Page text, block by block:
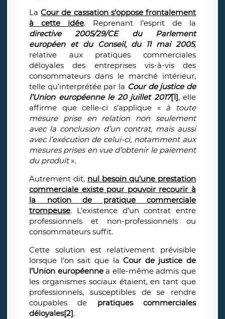
LaCour de cassation s’oppose frontalement
à cette idée. Reprenant l’esprit de la
directive 2005/29/CE du Parlement
européen et du Conseil, du 11 mai 2005,
relative aux pratiques commerciales
déloyales des entreprises vis-à-vis des
consommateurs dans le marché intérieur,
telle qu’interprétée par la Cour de justice de
l’Union européenne le 20 juillet 2017[1], elle
affirme que celle-ci s’applique « à toute
mesure prise en relation non seulement
avec la conclusion d’un contrat, mais aussi
avec l’exécution de celui-ci, notamment aux
mesures prises en vue d’obtenir le paiement
du produit».
Autrement dit, nul besoin qu’une prestation
commerciale existe pour pouvoir recourir à
la notion de pratique commerciale
trompeuse. L’existence d’un contrat entre
professionnels et non-professionnels ou
consommateurs suffit.
Cette solution est relativement prévisible
lorsque l’on sait que laCour de justice de
l’Union européennea elle-même admis que
les organismes sociaux étaient, en tant que
professionnels, susceptibles de se rendre
coupables de pratiques commerciales
déloyales[2].